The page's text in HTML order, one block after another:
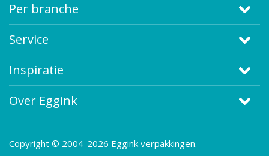
Per branche
Service
Inspiratie
Over Eggink
Copyright © 2004-2026 Eggink verpakkingen.